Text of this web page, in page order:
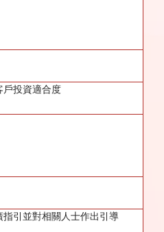
戶投資適合度
指引並對相關人士作出引導